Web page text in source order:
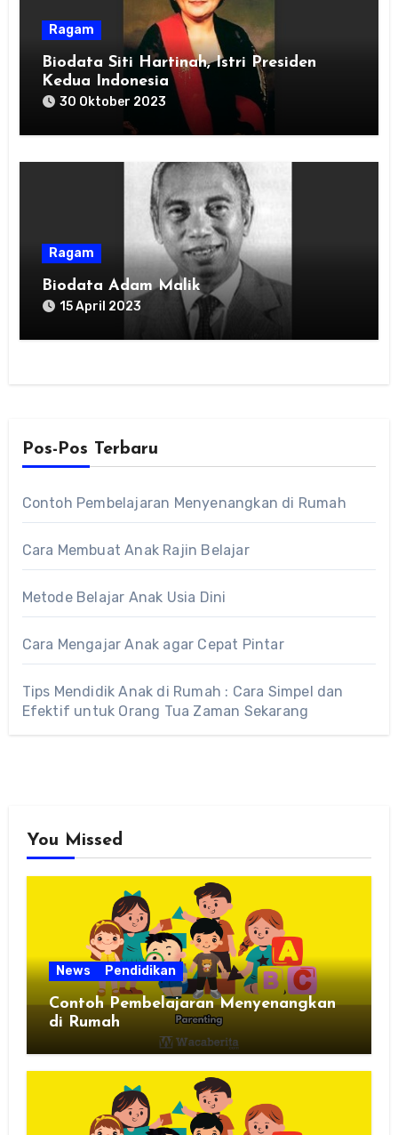
Ragam
Biodata Siti Hartinah, Istri Presiden
Kedua Indonesia
30 Oktober 2023
Ragam
Biodata Adam Malik
15 April 2023
Pos-Pos Terbaru
Contoh Pembelajaran Menyenangkan di Rumah
Cara Membuat Anak Rajin Belajar
Metode Belajar Anak Usia Dini
Cara Mengajar Anak agar Cepat Pintar
Tips Mendidik Anak di Rumah : Cara Simpel dan
Efektif untuk Orang Tua Zaman Sekarang
You Missed
News Pendidikan
Contoh Pembelajaran Menyenangkan
di Rumah